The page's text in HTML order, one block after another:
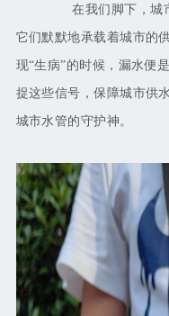
在我们脚下，城
它们默默地承载着城市的
现“生病”的时候，漏水便
捉这些信号，保障城市供
城市水管的守护神。